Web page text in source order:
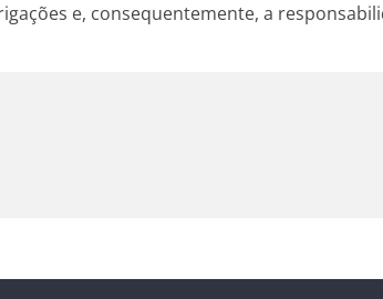
e, consequentemente, a